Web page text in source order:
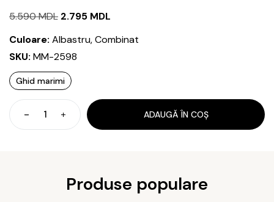
5.590MDL Prețul
5.590 MDL.
2.795 MDL
Culoare: Albastru, Combinat
SKU: MM-2598
Ghid marimi
Cantitate
Rochie
ADAUGĂ ÎN COȘ
Produse populare